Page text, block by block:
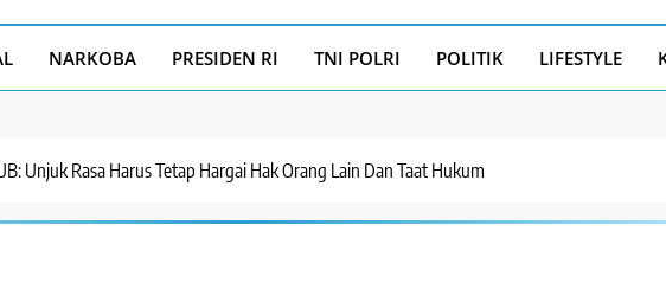
NARKOBA PRESIDEN RI TNI POLRI POLITIK LIFESTYLE
Unjuk Rasa Harus Tetap Hargai Hak Orang Lain Dan Taat Hukum